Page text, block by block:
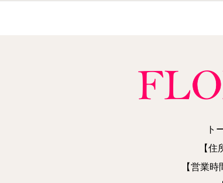
ト
【
【営業